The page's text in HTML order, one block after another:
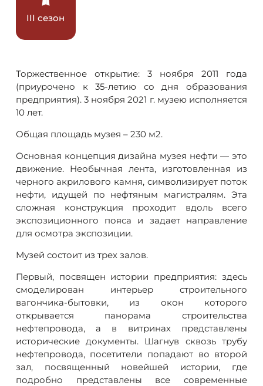
Торжественное открытие: 3 ноября 2011 года
(приурочено к 35-летию со дня образования
предприятия). 3 ноября 2021 г. музею исполняется
10 лет.
Общая площадь музея – 230 м2.
Основная концепция дизайна музея нефти — это
движение. Необычная лента, изготовленная из
черного акрилового камня, символизирует поток
нефти, идущей по нефтяным магистралям. Эта
сложная конструкция проходит вдоль всего
экспозиционного пояса и задает направление
для осмотра экспозиции.
Музей состоит из трех залов.
Первый, посвящен истории предприятия: здесь
смоделирован интерьер строительного
вагончика-бытовки, из окон которого
открывается панорама строительства
нефтепровода, а в витринах представлены
исторические документы. Шагнув сквозь трубу
нефтепровода, посетители попадают во второй
зал, посвященный новейшей истории, где
подробно представлены все современные
III сезон